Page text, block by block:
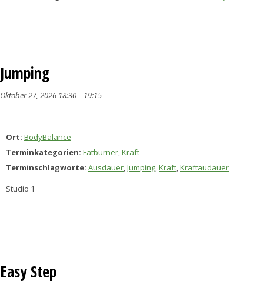
Jumping
Oktober 27, 2026 18:30– 19:15
Ort: BodyBalance
Terminkategorien: Fatburner,Kraft
Terminschlagworte: Ausdauer,Jumping,Kraft,Kraftaudauer
Studio 1
Easy Step